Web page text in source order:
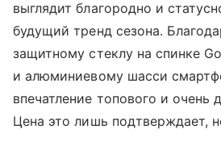
выглядит благородно и
будущий тренд сезона.
защитному стеклу на спинке
и алюминиевому шасси
впечатление топового и очень
Цена это лишь подтверждает,